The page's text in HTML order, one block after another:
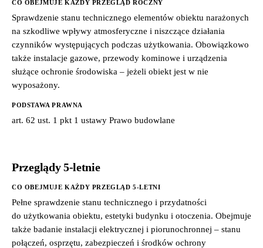
CO OBEJMUJE KAŻDY PRZEGLĄD ROCZNY
Sprawdzenie stanu technicznego elementów obiektu narażonych
na szkodliwe wpływy atmosferyczne i niszczące działania
czynników występujących podczas użytkowania. Obowiązkowo
także instalacje gazowe, przewody kominowe i urządzenia
służące ochronie środowiska – jeżeli obiekt jest w nie
wyposażony.
PODSTAWA PRAWNA
art. 62 ust. 1 pkt 1 ustawy Prawo budowlane
Przeglądy 5-letnie
CO OBEJMUJE KAŻDY PRZEGLĄD 5-LETNI
Pełne sprawdzenie stanu technicznego i przydatności
do użytkowania obiektu, estetyki budynku i otoczenia. Obejmuje
także badanie instalacji elektrycznej i piorunochronnej – stanu
połączeń, osprzętu, zabezpieczeń i środków ochrony